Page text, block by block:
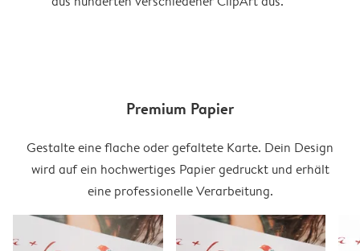
Premium Papier
Gestalte eine flache oder gefaltete Karte. Dein Design
wird auf ein hochwertiges Papier gedruckt und erhält
eine professionelle Verarbeitung.